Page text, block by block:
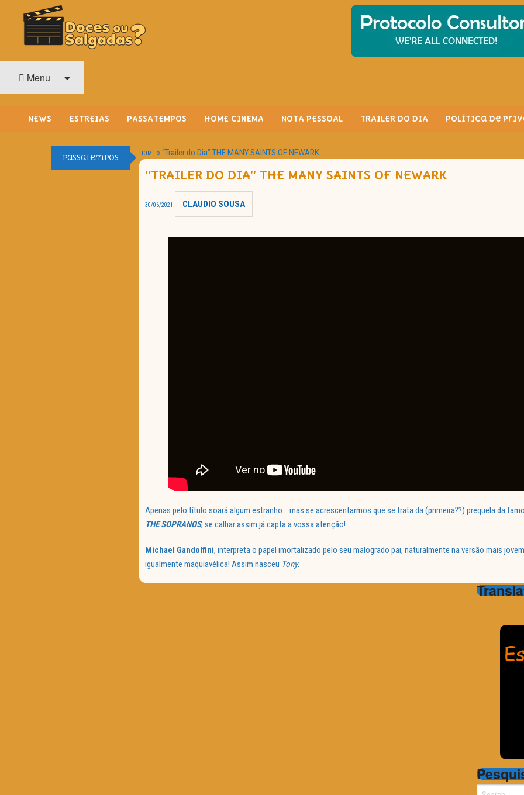
O Cinema? Uma Paixão!!
Menu
NEWS ESTREIAS PASSATEMPOS HOME CINEMA NOTA PESSOAL TRAILER DO DIA Política de
Passatempos HOME »“Trailer do Dia” THE MANY SAINTS OF NEWARK
“TRAILER DO DIA” THE MANY SAINTS OF NEWARK
30/06/2021 CLAUDIO SOUSA
Apenas pelo título soará algum estranho… mas se acrescentarmos que se trata da (primeira??) prequela da
THE SOPRANOS, se calhar assim já capta a vossa atenção!
Michael Gandolfini, interpreta o papel imortalizado pelo seu malogrado pai, naturalmente na versão mais
igualmente maquiavélica! Assim nasceu Tony.
Search